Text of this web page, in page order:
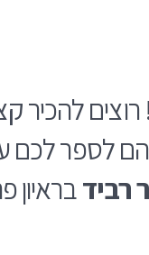
רוצים
לספר לכם
רבידבראיון